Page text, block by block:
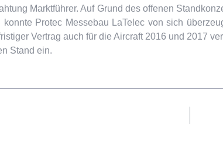
Marktführer. Auf Grund des offenen
Protec Messebau LaTelec von sich
Vertrag auch für die Aircraft 2016 und 2017
Stand ein.